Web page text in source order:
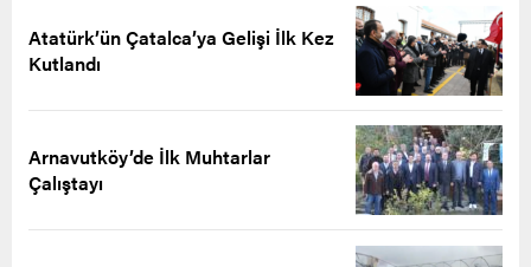
Atatürk’ün Çatalca’ya Gelişi İlk Kez
Kutlandı
Arnavutköy’de İlk Muhtarlar
Çalıştayı